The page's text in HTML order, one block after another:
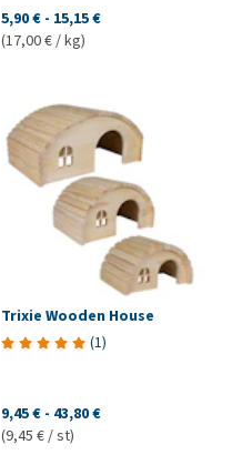
5,90 € - 15,15 €
(17,00 € / kg)
Trixie Wooden House
(1)
9,45 € - 43,80 €
(9,45 € / st)